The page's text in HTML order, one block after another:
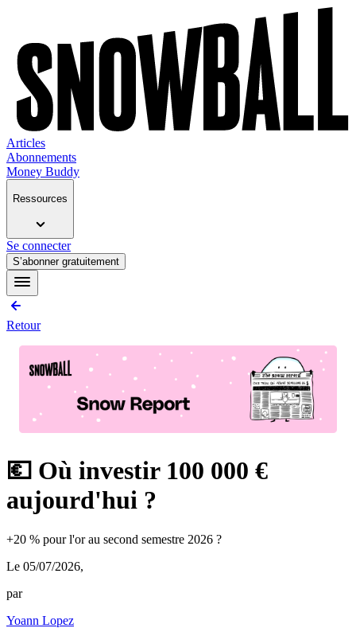
Articles
Abonnements
Money Buddy
Ressources
Se connecter
S’abonner gratuitement
Retour
💶 Où investir 100 000 €
aujourd'hui ?
+20 % pour l'or au second semestre 2026 ?
Le 05/07/2026,
par
Yoann Lopez